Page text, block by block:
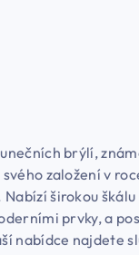
brýlí,
založení v
širokou
prvky, a
nabídce najdete